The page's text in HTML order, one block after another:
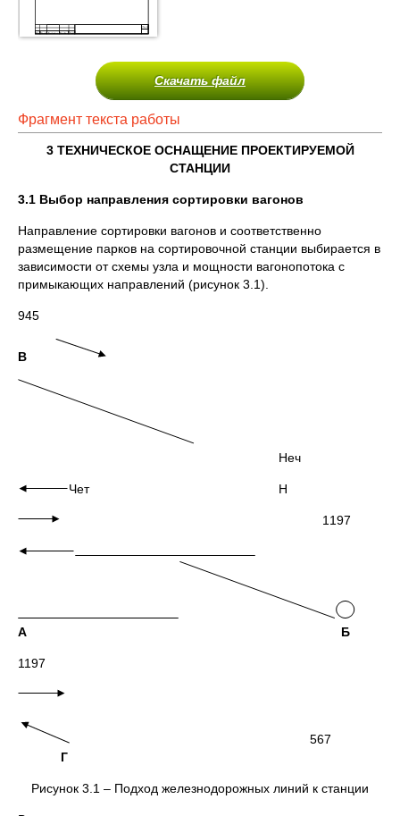
Скачать файл
Фрагмент текста работы
3 ТЕХНИЧЕСКОЕ ОСНАЩЕНИЕ ПРОЕКТИРУЕМОЙ
СТАНЦИИ
3.1 Выбор направления сортировки вагонов
Направление сортировки вагонов и соответственно
размещение парков на сортировочной станции выбирается в
зависимости от схемы узла и мощности вагонопотока с
примыкающих направлений (рисунок 3.1).
945
В
Неч
Чет Н
1197
А Б
1197
567
Г
Рисунок 3.1 – Подход железнодорожных линий к станции